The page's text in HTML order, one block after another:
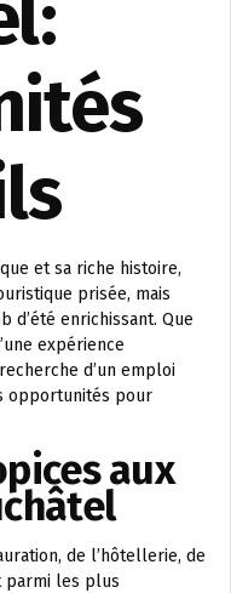
et sa riche histoire,
prisée, mais
d’été enrichissant. Que
expérience
d’un emploi
opportunités pour
aux
de l’hôtellerie, de
parmi les plus